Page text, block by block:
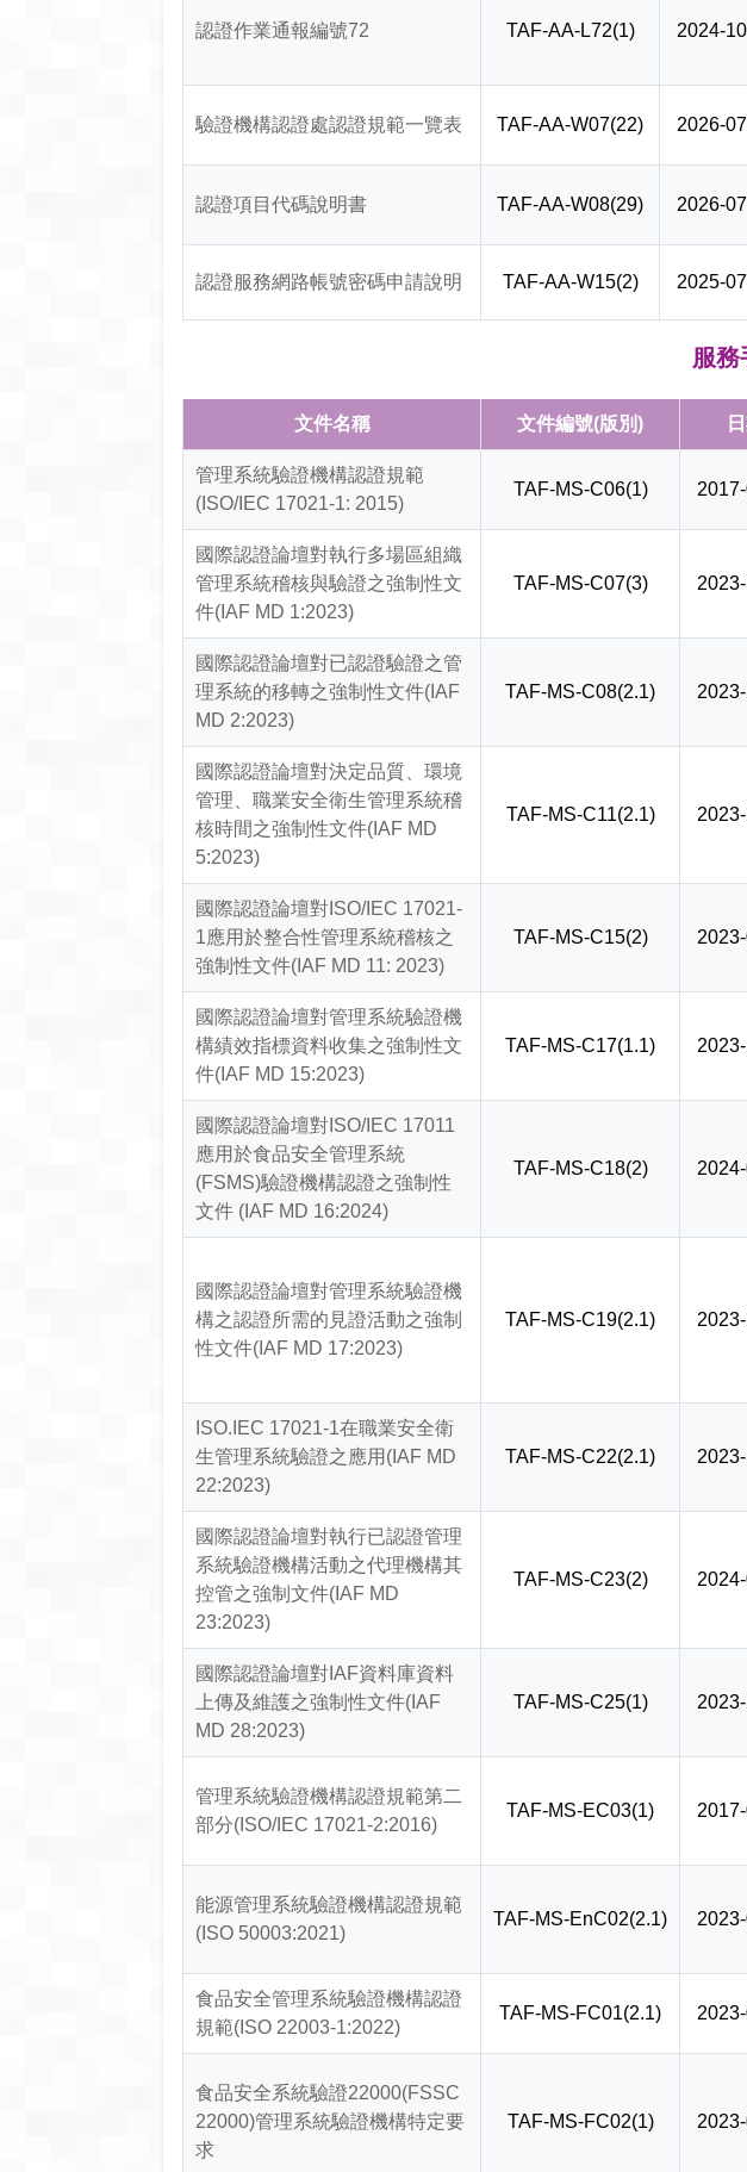
認證作業通報編號72 TAF-AA-L72(1) 2024-
驗證機構認證處認證規範一覽表 TAF-AA-W07(22) 2026-
認證項目代碼說明書 TAF-AA-W08(29) 2026-
認證服務網路帳號密碼申請說明 TAF-AA-W15(2) 2025-
服務
文件名稱 文件編號(版別)
管理系統驗證機構認證規範
(ISO/IEC 17021-1: 2015)
TAF-MS-C06(1)
國際認證論壇對執行多場區組織
管理系統稽核與驗證之強制性文
件(IAF MD 1:2023)
TAF-MS-C07(3)
國際認證論壇對已認證驗證之管
理系統的移轉之強制性文件(IAF
MD 2:2023)
TAF-MS-C08(2.1)
國際認證論壇對決定品質、環境
管理、職業安全衛生管理系統稽
核時間之強制性文件(IAF MD
5:2023)
TAF-MS-C11(2.1)
國際認證論壇對ISO/IEC 17021-
1應用於整合性管理系統稽核之
強制性文件(IAF MD 11: 2023)
TAF-MS-C15(2)
國際認證論壇對管理系統驗證機
構績效指標資料收集之強制性文
件(IAF MD 15:2023)
TAF-MS-C17(1.1)
國際認證論壇對ISO/IEC 17011
應用於食品安全管理系統
(FSMS)驗證機構認證之強制性
文件 (IAF MD 16:2024)
TAF-MS-C18(2)
國際認證論壇對管理系統驗證機
構之認證所需的見證活動之強制
性文件(IAF MD 17:2023)
TAF-MS-C19(2.1)
ISO.IEC 17021-1在職業安全衛
生管理系統驗證之應用(IAF MD
22:2023)
TAF-MS-C22(2.1)
國際認證論壇對執行已認證管理
系統驗證機構活動之代理機構其
控管之強制文件(IAF MD
23:2023)
TAF-MS-C23(2)
國際認證論壇對IAF資料庫資料
上傳及維護之強制性文件(IAF
MD 28:2023)
TAF-MS-C25(1)
管理系統驗證機構認證規範第二
部分(ISO/IEC 17021-2:2016)
TAF-MS-EC03(1)
能源管理系統驗證機構認證規範
(ISO 50003:2021)
TAF-MS-EnC02(2.1)
食品安全管理系統驗證機構認證
規範(ISO 22003-1:2022)
TAF-MS-FC01(2.1)
食品安全系統驗證22000(FSSC
22000)管理系統驗證機構特定要
求
TAF-MS-FC02(1)